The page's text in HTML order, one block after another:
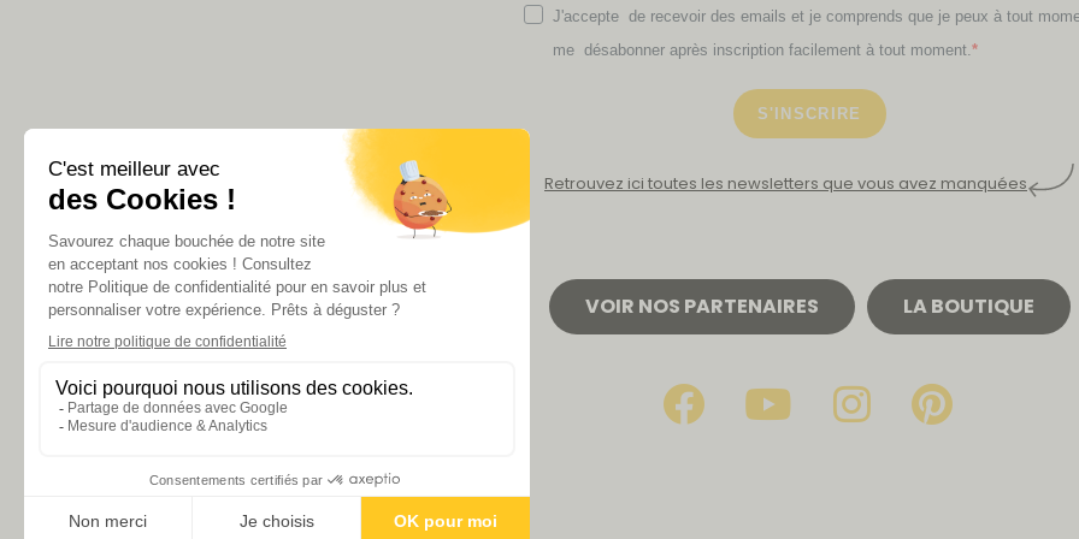
J'accepte de recevoir des emails et je comprends que je peux à tout
me désabonner après inscription facilement à tout moment.
S'INSCRIRE
Retrouvez ici toutes les newsletters que vous avez manquées
VOIR NOS PARTENAIRES LA BOUTIQUE